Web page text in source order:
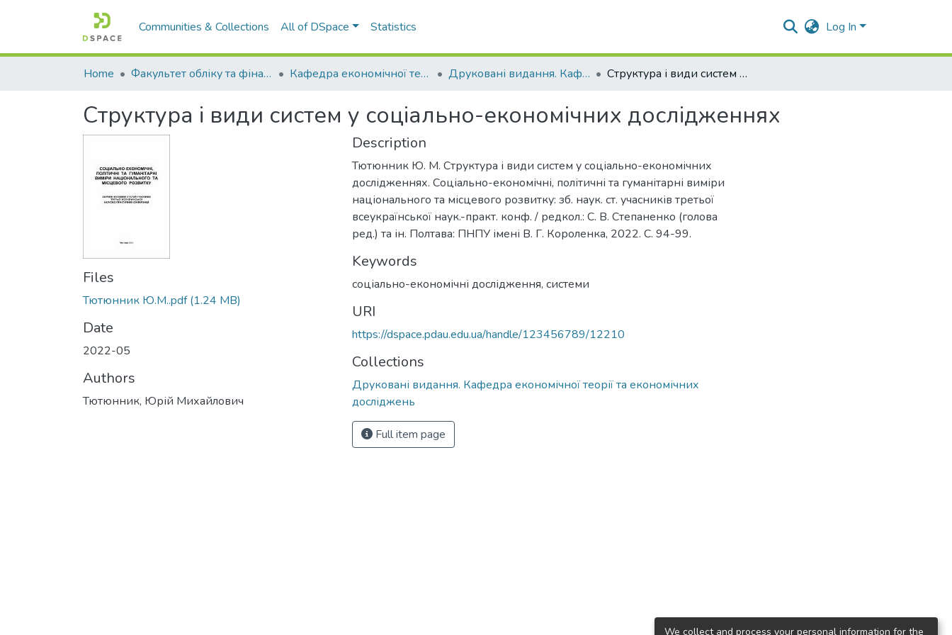
Communities & Collections All of DSpace Statistics Log In
Home Факультет обліку та фінансів Кафедра економічної теорії та економічних досліджень Друковані видання. Кафедра економічної теорії та економічних досліджень Структура і види систем у соціально-економічних дослідженнях
Структура і види систем у соціально-економічних дослідженнях
Files
Тютюнник Ю.М..pdf(1.24 MB)
Date
2022-05
Authors
Тютюнник, Юрій Михайлович
Description
Тютюнник Ю. М. Структура і види систем у соціально-економічних
дослідженнях. Соціально-економічні, політичні та гуманітарні виміри
національного та місцевого розвитку: зб. наук. ст. учасників третьої
всеукраїнської наук.-практ. конф. / редкол.: С. В. Степаненко (голова
ред.) та ін. Полтава: ПНПУ імені В. Г. Короленка, 2022. С. 94-99.
Keywords
соціально-економічні дослідження, системи
URI
https://dspace.pdau.edu.ua/handle/123456789/12210
Collections
Друковані видання. Кафедра економічної теорії та економічних
досліджень
Full item page
We collect and process your personal information for the